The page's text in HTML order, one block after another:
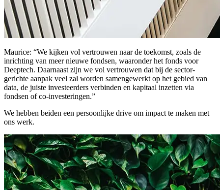
Maurice: “We kijken vol vertrouwen naar de toekomst, zoals de
inrichting van meer nieuwe fondsen, waaronder het fonds voor
Deeptech. Daarnaast zijn we vol vertrouwen dat bij de sector-
gerichte aanpak veel zal worden samengewerkt op het gebied van
data, de juiste investeerders verbinden en kapitaal inzetten via
fondsen of co-investeringen.”
We hebben beiden een persoonlijke drive om impact te maken met
ons werk.